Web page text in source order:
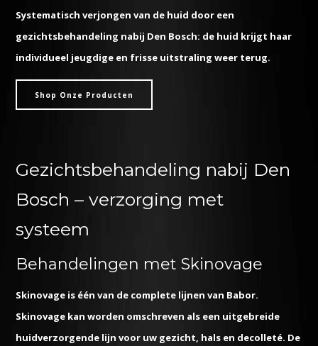
Systematisch verjongen van de huid door een
gezichtsbehandeling nabij Den Bosch: de huid krijgt haar
individueel jeugdige en frisse uitstraling weer terug.
Shop Onze Producten
Gezichtsbehandeling nabij Den
Bosch – verzorging met
systeem
Behandelingen met Skinovage
Skinovage is één van de complete lijnen van Babor.
Skinovage kan worden omschreven als een uitgebreide
huidverzorgende lijn voor uw gezicht, hals en decolleté. De